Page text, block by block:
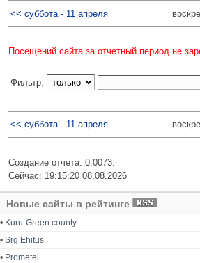
<< суббота - 11 апреля
Посещений сайта за отчетный период не
Фильтр:
<< суббота - 11 апреля
Создание отчета: 0.0073.
Сейчас: 19:15:20 08.08.2026
Новые сайты в рейтинге
• Kuru-Green county
• Srg Ehitus
• Prometei